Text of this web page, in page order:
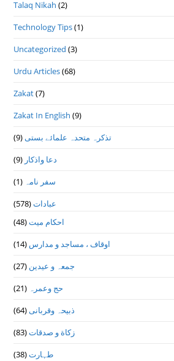
Talaq Nikah (2)
Technology Tips(1)
Uncategorized (3)
Urdu Articles(68)
Zakat(7)
Zakat In English (9)
تذكرہ متحدہ علمائے بستى(9)
دعا واذكار (9)
سفر نامہ (1)
عبادات(578)
احکام میت(48)
اوقاف ، مساجد و مدارس (14)
جمعہ و عیدین (27)
حج وعمرہ (21)
ذبیحہ وقربانی(64)
زکاة و صدقات(83)
طہارت(38)